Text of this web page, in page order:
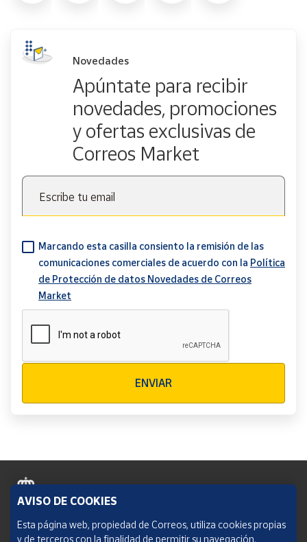
Novedades
Apúntate para recibir
novedades, promociones
y ofertas exclusivas de
Correos Market
Escribe tu email
Marcando esta casilla consiento la remisión de las
comunicaciones comerciales de acuerdo con la Política
de Protección de datos Novedades de Correos
Market
ENVIAR
Política de cookies
AVISO DE COOKIES
Esta página web, propiedad de Correos, utiliza cookies propias
y de terceros con la finalidad de permitir su navegación,